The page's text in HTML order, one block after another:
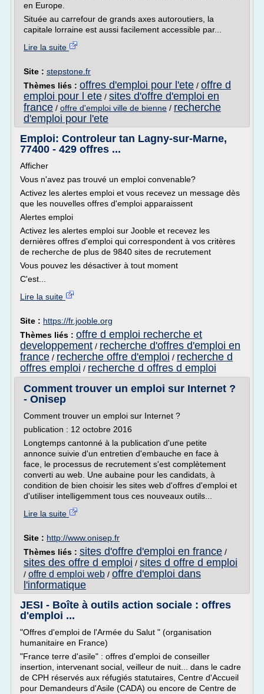
en Europe.
Située au carrefour de grands axes autoroutiers, la
capitale lorraine est aussi facilement accessible par...
Lire la suite
Site : stepstone.fr
Thèmes liés : offres d'emploi pour l'ete / offre d
emploi pour l ete / sites d'offre d'emploi en
france / offre d'emploi ville de bienne / recherche
d'emploi pour l'ete
Emploi: Controleur tan Lagny-sur-Marne,
77400 - 429 offres ...
Afficher
Vous n'avez pas trouvé un emploi convenable?
Activez les alertes emploi et vous recevez un message dès
que les nouvelles offres d'emploi apparaissent
Alertes emploi
Activez les alertes emploi sur Jooble et recevez les
dernières offres d'emploi qui correspondent à vos critères
de recherche de plus de 9840 sites de recrutement
Vous pouvez les désactiver à tout moment
C'est...
Lire la suite
Site : https://fr.jooble.org
Thèmes liés : offre d emploi recherche et
developpement / recherche d'offres d'emploi en
france / recherche offre d'emploi / recherche d
offres emploi / recherche d offres d emploi
Comment trouver un emploi sur Internet ?
- Onisep
Comment trouver un emploi sur Internet ?
publication : 12 octobre 2016
Longtemps cantonné à la publication d'une petite
annonce suivie d'un entretien d'embauche en face à
face, le processus de recrutement s'est complètement
converti au web. Une aubaine pour les candidats, à
condition de bien choisir les sites web d'offres d'emploi et
d'utiliser intelligemment tous ces nouveaux outils...
Lire la suite
Site : http://www.onisep.fr
Thèmes liés : sites d'offre d'emploi en france /
sites des offre d emploi / sites d offre d emploi
/ offre d emploi web / offre d'emploi dans
l'informatique
JESI - Boîte à outils action sociale : offres
d'emploi ...
"Offres d'emploi de l'Armée du Salut " (organisation
humanitaire en France)
"France terre d'asile" : offres d'emploi de conseiller
insertion, intervenant social, veilleur de nuit... dans le cadre
de CPH réservés aux réfugiés statutaires, Centre d'Accueil
pour Demandeurs d'Asile (CADA) ou encore de Centre de